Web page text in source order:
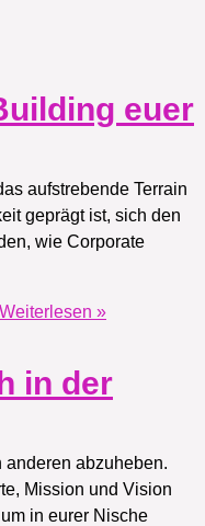
euer
aufstrebende Terrain
geprägt ist, sich den
wie Corporate
Weiterlesen »
in der
abzuheben.
Mission und Vision
in eurer Nische